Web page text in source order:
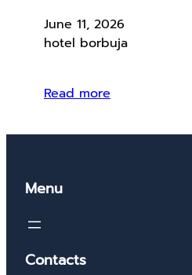
June 11, 2026
hotel borbuja
Read more
Menu
Contacts